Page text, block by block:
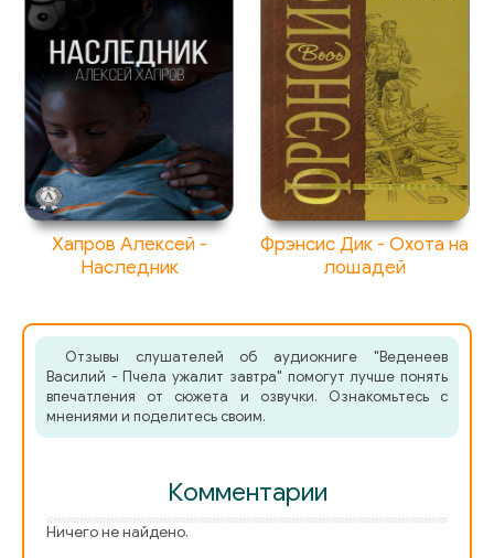
Хапров Алексей -
Наследник
Фрэнсис Дик - Охота на
лошадей
Отзывы слушателей об аудиокниге "Веденеев
Василий - Пчела ужалит завтра" помогут лучше понять
впечатления от сюжета и озвучки. Ознакомьтесь с
мнениями и поделитесь своим.
Комментарии
Ничего не найдено.